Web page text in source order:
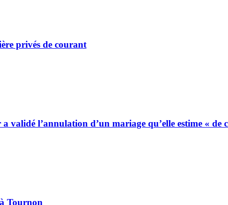
privés de courant
validé l’annulation d’un mariage qu’elle estime « de
Tournon